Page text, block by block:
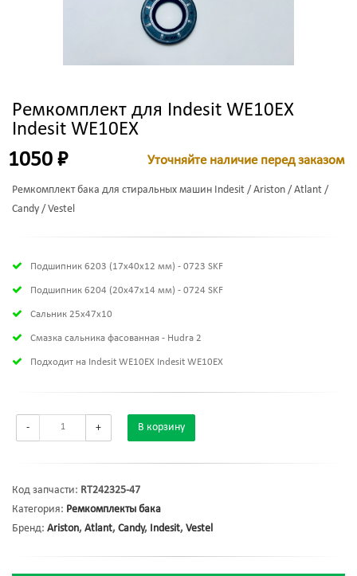
Ремкомплект для Indesit WE10EX
Indesit WE10EX
1050 ₽ Уточняйте наличие перед заказом
Ремкомплект бака для стиральных машин Indesit / Ariston / Atlant /
Candy / Vestel
Подшипник 6203 (17х40х12 мм) - 0723 SKF
Подшипник 6204 (20х47х14 мм) - 0724 SKF
Сальник 25x47x10
Смазка сальника фасованная - Hudra 2
Подходит на Indesit WE10EX Indesit WE10EX
- + В корзину
Код запчасти: RT242325-47
Категория: Ремкомплекты бака
Бренд: Ariston, Atlant, Candy, Indesit, Vestel